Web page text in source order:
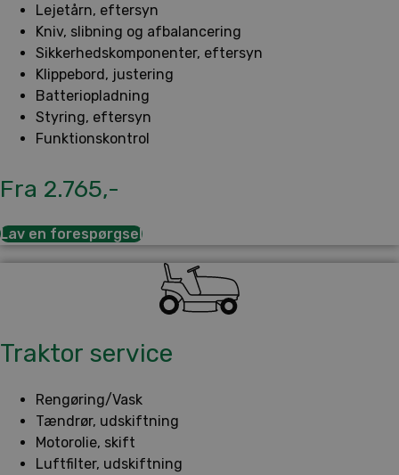
Lejetårn, eftersyn
Kniv, slibning og afbalancering
Sikkerhedskomponenter, eftersyn
Klippebord, justering
Batteriopladning
Styring, eftersyn
Funktionskontrol
Fra 2.765,-
Lav en forespørgsel
Traktor service
Rengøring/Vask
Tændrør, udskiftning
Motorolie, skift
Luftfilter, udskiftning